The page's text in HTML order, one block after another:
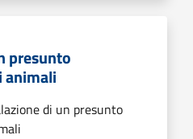
presunto
di un presunto